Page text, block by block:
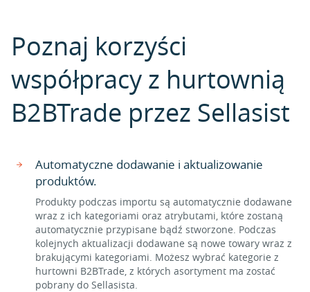
Poznaj korzyści
współpracy z hurtownią
B2BTrade przez Sellasist
Automatyczne dodawanie i aktualizowanie
produktów.
Produkty podczas importu są automatycznie dodawane
wraz z ich kategoriami oraz atrybutami, które zostaną
automatycznie przypisane bądź stworzone. Podczas
kolejnych aktualizacji dodawane są nowe towary wraz z
brakującymi kategoriami. Możesz wybrać kategorie z
hurtowni B2BTrade, z których asortyment ma zostać
pobrany do Sellasista.